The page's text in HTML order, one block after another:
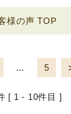
様の声 TOP
… 5
[ 1 - 10件目 ]